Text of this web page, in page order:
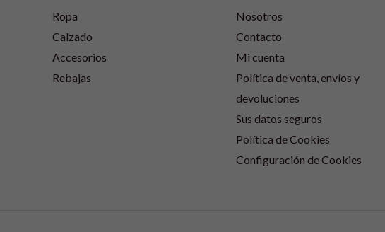
Ropa
Calzado
Accesorios
Rebajas
Nosotros
Contacto
Mi cuenta
Política de venta, envíos y
devoluciones
Sus datos seguros
Política de Cookies
Configuración de Cookies